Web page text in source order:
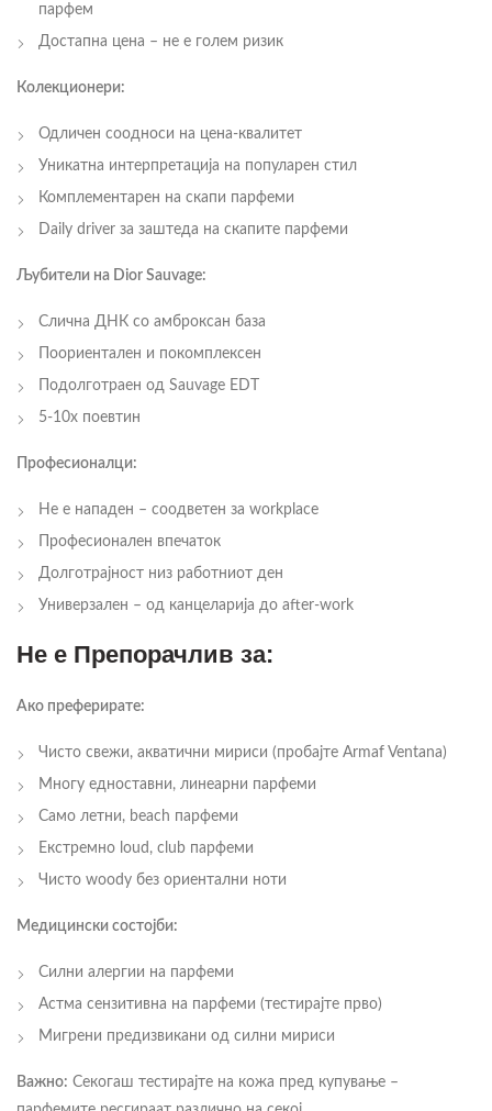
парфем
Достапна цена – не е голем ризик
Колекционери:
Одличен соодноси на цена-квалитет
Уникатна интерпретација на популарен стил
Комплементарен на скапи парфеми
Daily driver за заштеда на скапите парфеми
Љубители на Dior Sauvage:
Слична ДНК со амброксан база
Поориентален и покомплексен
Подолготраен од Sauvage EDT
5-10x поевтин
Професионалци:
Не е нападен – соодветен за workplace
Професионален впечаток
Долготрајност низ работниот ден
Универзален – од канцеларија до after-work
Не е Препорачлив за:
Ако преферирате:
Чисто свежи, акватични мириси (пробајте Armaf Ventana)
Многу едноставни, линеарни парфеми
Само летни, beach парфеми
Екстремно loud, club парфеми
Чисто woody без ориентални ноти
Медицински состојби:
Силни алергии на парфеми
Астма сензитивна на парфеми (тестирајте прво)
Мигрени предизвикани од силни мириси
Важно: Секогаш тестирајте на кожа пред купување –